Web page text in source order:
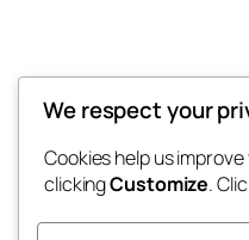
We respect your
Cookies help us
clickingCustomize.